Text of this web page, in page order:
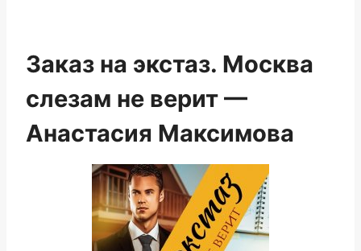
Заказ на экстаз. Москва
слезам не верит —
Анастасия Максимова